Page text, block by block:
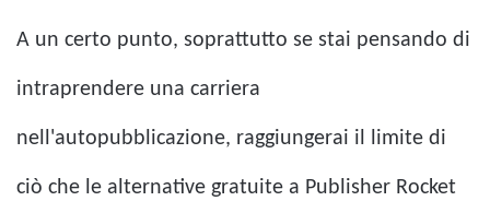
A un certo punto, soprattutto se stai pensando di
intraprendere una carriera
nell'autopubblicazione, raggiungerai il limite di
ciò che le alternative gratuite a Publisher Rocket